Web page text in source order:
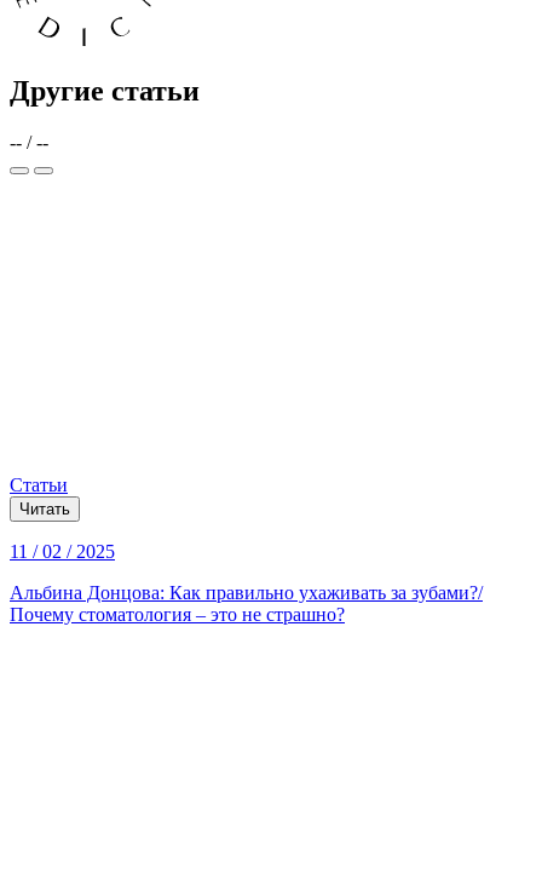
Другие статьи
-- / --
Статьи
Читать
11 / 02 / 2025
Альбина Донцова: Как правильно ухаживать за зубами?/
Почему стоматология – это не страшно?